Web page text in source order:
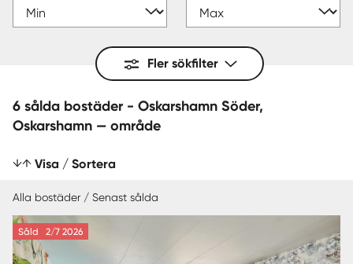
Fler sökfilter
6 sålda bostäder - Oskarshamn Söder,
Oskarshamn — område
Visa / Sortera
SENAST SÅLDA
Alla bostäder / Senast sålda
Såld 2/7 2026